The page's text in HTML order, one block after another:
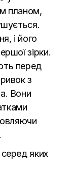
планом,
і його
зірки.
перед
з
Вони
яких